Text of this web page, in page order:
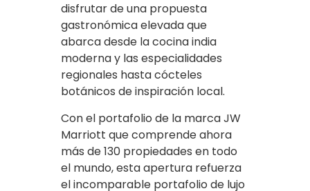
disfrutar de una propuesta
gastronómica elevada que
abarca desde la cocina india
moderna y las especialidades
regionales hasta cócteles
botánicos de inspiración local.
Con el portafolio de la marca JW
Marriott que comprende ahora
más de 130 propiedades en todo
el mundo, esta apertura refuerza
el incomparable portafolio de lujo